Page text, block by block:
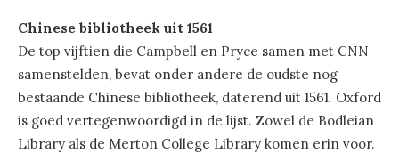
Chinese bibliotheek uit 1561
De top vijftien die Campbell en Pryce samen met CNN
samenstelden, bevat onder andere de oudste nog
bestaande Chinese bibliotheek, daterend uit 1561. Oxford
is goed vertegenwoordigd in de lijst. Zowel de Bodleian
Library als de Merton College Library komen erin voor.